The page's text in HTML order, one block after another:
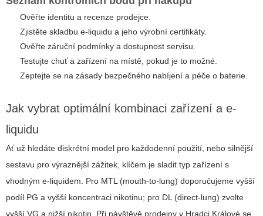
Ověřte identitu a recenze prodejce.
Zjistěte skladbu e-liquidu a jeho výrobní certifikáty.
Ověřte záruční podmínky a dostupnost servisu.
Testujte chuť a zařízení na místě, pokud je to možné.
Zeptejte se na zásady bezpečného nabíjení a péče o baterie.
Jak vybrat optimální kombinaci zařízení a e-
liquidu
Ať už hledáte diskrétní model pro každodenní použití, nebo silnější
sestavu pro výraznější zážitek, klíčem je sladit typ zařízení s
vhodným e-liquidem. Pro MTL (mouth-to-lung) doporučujeme vyšší
podíl PG a vyšší koncentraci nikotinu; pro DL (direct-lung) zvolte
vyšší VG a nižší nikotin. Při návštěvě prodejny v Hradci Králové se